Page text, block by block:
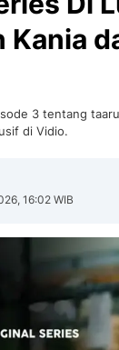
Kania
3 tentang
di Vidio.
16:02 WIB